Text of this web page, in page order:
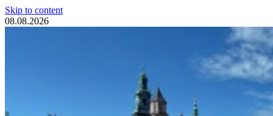
Skip to content
08.08.2026